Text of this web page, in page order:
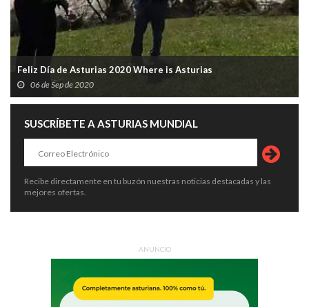
Feliz Día de Asturias 2020 Where is Asturias
06 de Sep de 2020
SUSCRÍBETE A ASTURIAS MUNDIAL
Recibe directamente en tu buzón nuestras noticias destacadas y las
mejores ofertas.
ANUNCIO